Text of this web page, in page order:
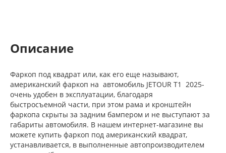
Описание
Фаркоп под квадрат или, как его еще называют,
американский фаркоп на автомобиль JETOUR T1 2025-
очень удобен в эксплуатации, благодаря
быстросъемной части, при этом рама и кронштейн
фаркопа скрыты за задним бампером и не выступают за
габариты автомобиля. В нашем интернет-магазине вы
можете купить фаркоп под американский квадрат,
устанавливается, в выполненные автопроизводителем